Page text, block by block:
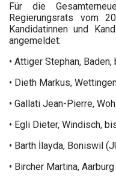
Für die
Regierungsrats vom
Kandidatinnen und
angemeldet:
• Attiger Stephan,
• Dieth Markus,
• Gallati Jean-Pierre,
• Egli Dieter, Windisch,
• Barth İlayda, Boniswil
• Bircher Martina,